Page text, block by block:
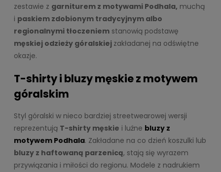
zestawie z garniturem z motywami Podhala, muchą
i paskiem zdobionym tradycyjnym albo
regionalnymi tłoczeniem stanowią podstawę
męskiej odzieży góralskiej zakładanej na odświętne
okazje.
T-shirty i bluzy męskie z motywem
góralskim
Styl góralski w nieco bardziej streetwearowej wersji
reprezentują T-shirty męskie i luźne bluzy z
motywem Podhala. Zakładane na co dzień koszulki lub
bluzy z haftowaną parzenicą, stają się wyrazem
przywiązania i miłości do regionu. Modele z nadrukiem